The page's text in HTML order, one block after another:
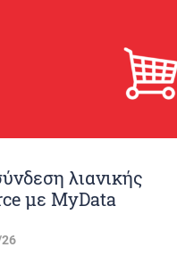
λιανικής
με MyData